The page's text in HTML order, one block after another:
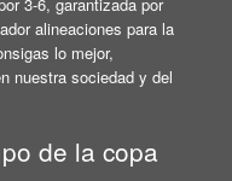
alineaciones para la
lo mejor,
nuestra sociedad y del
de la copa